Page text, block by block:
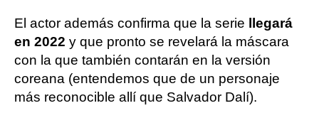
El actor además confirma que la serie llegará
en 2022 y que pronto se revelará la máscara
con la que también contarán en la versión
coreana (entendemos que de un personaje
más reconocible allí que Salvador Dalí).